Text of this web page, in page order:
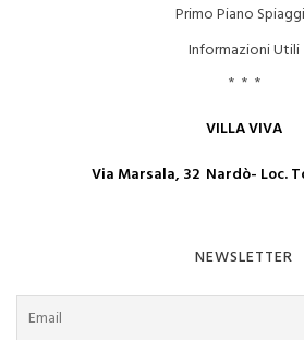
Primo Piano
Informazioni Utili
* * *
VILLA VIVA
Via Marsala, 32 Nardò- Loc.
NEWSLETTER